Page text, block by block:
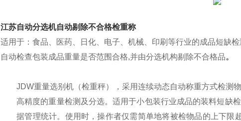
江苏自动分选机自动剔除不合格检重称
适用于：食品、医药、日化、电子、机械、印刷等行业的成品短缺检
自动检查包装成品重量是否范围合格,并由分选机构剔除不合格品。
JDW重量选别机（检重秤），采用连续动态自动称重方式检测
高精度的重量检测及分选。适用于小包装行业成品的装料短缺
据管理统计。使用时，操作者仅需简单地将被检物品的上下限